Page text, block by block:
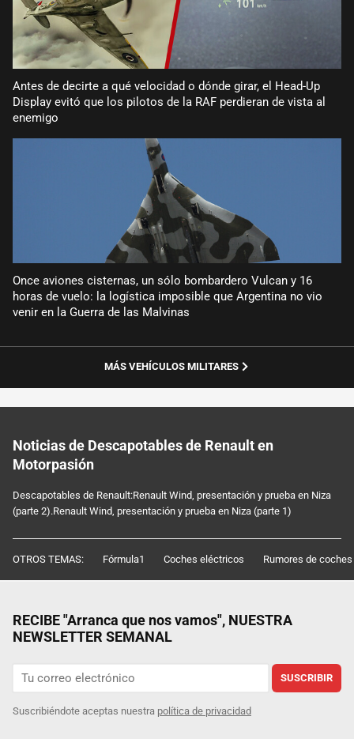
Antes de decirte a qué velocidad o dónde girar, el Head-Up
Display evitó que los pilotos de la RAF perdieran de vista al
enemigo
Once aviones cisternas, un sólo bombardero Vulcan y 16
horas de vuelo: la logística imposible que Argentina no vio
venir en la Guerra de las Malvinas
MÁS VEHÍCULOS MILITARES
Noticias de Descapotables de Renault en
Motorpasión
Descapotables de Renault:Renault Wind, presentación y prueba en Niza
(parte 2).Renault Wind, presentación y prueba en Niza (parte 1)
OTROS TEMAS: Fórmula1 Coches eléctricos Rumores de coches
RECIBE "Arranca que nos vamos", NUESTRA
NEWSLETTER SEMANAL
SUSCRIBIR
Suscribiéndote aceptas nuestra política de privacidad